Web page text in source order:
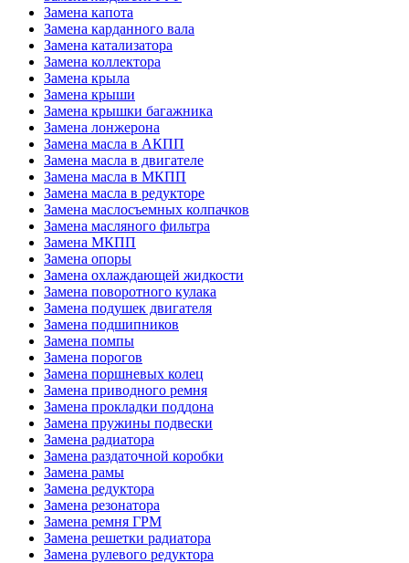
Замена капота
Замена карданного вала
Замена катализатора
Замена коллектора
Замена крыла
Замена крыши
Замена крышки багажника
Замена лонжерона
Замена масла в АКПП
Замена масла в двигателе
Замена масла в МКПП
Замена масла в редукторе
Замена маслосъемных колпачков
Замена масляного фильтра
Замена МКПП
Замена опоры
Замена охлаждающей жидкости
Замена поворотного кулака
Замена подушек двигателя
Замена подшипников
Замена помпы
Замена порогов
Замена поршневых колец
Замена приводного ремня
Замена прокладки поддона
Замена пружины подвески
Замена радиатора
Замена раздаточной коробки
Замена рамы
Замена редуктора
Замена резонатора
Замена ремня ГРМ
Замена решетки радиатора
Замена рулевого редуктора